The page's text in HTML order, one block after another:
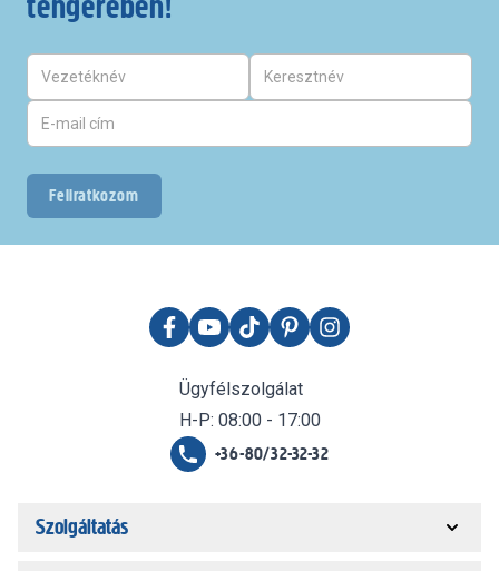
Feliratkozom
Ügyfélszolgálat
H-P: 08:00 - 17:00
+36-80/32-32-32
Szolgáltatás